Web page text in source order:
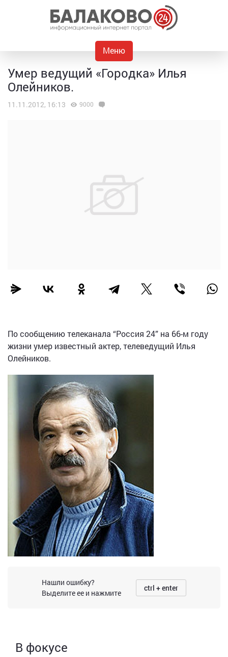
Меню
Умер ведущий «Городка» Илья
Олейников.
11.11.2012, 16:13 9000
По сообщению телеканала “Россия 24” на 66-м году
жизни умер известный актер, телеведущий Илья
Олейников.
Нашли ошибку?
Выделите ее и нажмите
ctrl + enter
В фокусе